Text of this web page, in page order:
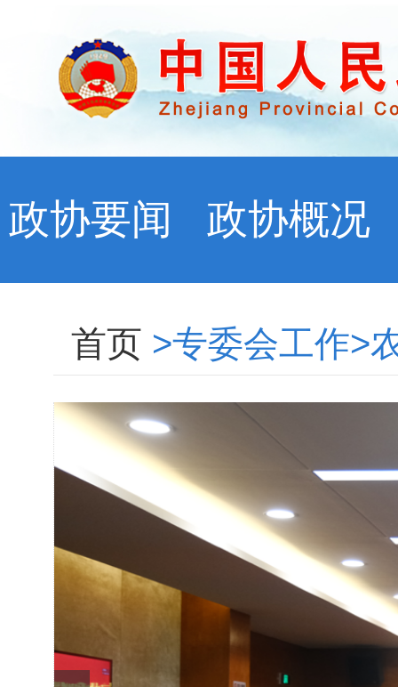
政协要闻 政协概况
首页 >专委会工作>